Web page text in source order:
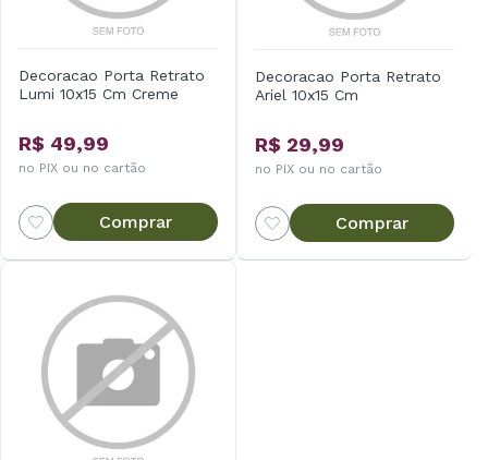
Decoracao Porta Retrato
Lumi 10x15 Cm Creme
R$ 49,99
no PIX ou no cartão
Comprar
Decoracao Porta Retrato
Ariel 10x15 Cm
R$ 29,99
no PIX ou no cartão
Comprar